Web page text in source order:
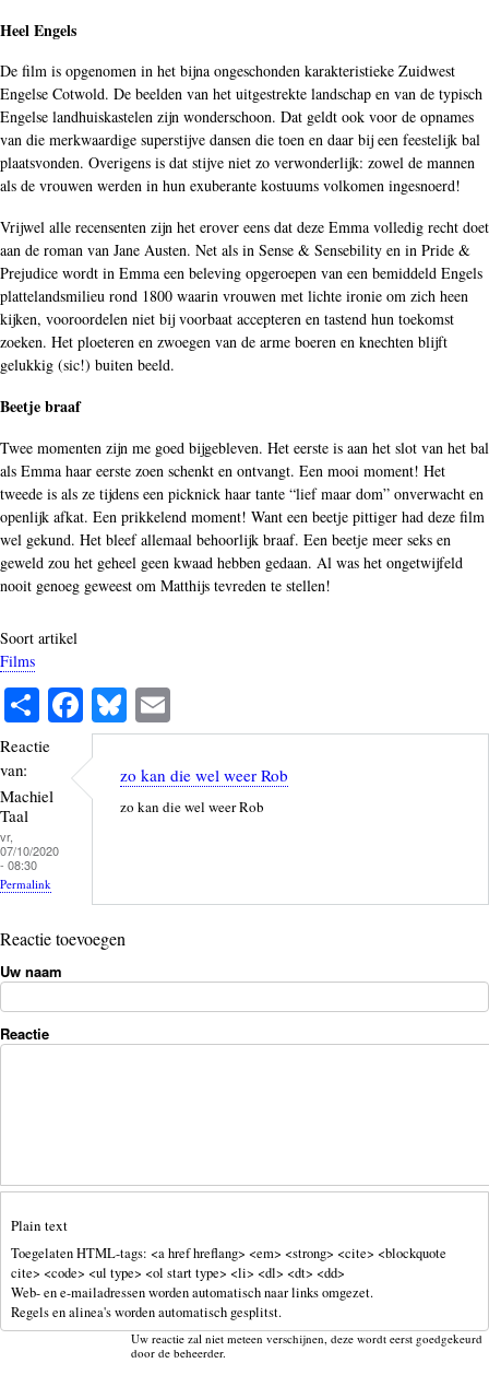
Heel Engels
De film is opgenomen in het bijna ongeschonden karakteristieke Zuidwest
Engelse Cotwold. De beelden van het uitgestrekte landschap en van de typisch
Engelse landhuiskastelen zijn wonderschoon. Dat geldt ook voor de opnames
van die merkwaardige superstijve dansen die toen en daar bij een feestelijk bal
plaatsvonden. Overigens is dat stijve niet zo verwonderlijk: zowel de mannen
als de vrouwen werden in hun exuberante kostuums volkomen ingesnoerd!
Vrijwel alle recensenten zijn het erover eens dat deze Emma volledig recht doet
aan de roman van Jane Austen. Net als in Sense & Sensebility en in Pride &
Prejudice wordt in Emma een beleving opgeroepen van een bemiddeld Engels
plattelandsmilieu rond 1800 waarin vrouwen met lichte ironie om zich heen
kijken, vooroordelen niet bij voorbaat accepteren en tastend hun toekomst
zoeken. Het ploeteren en zwoegen van de arme boeren en knechten blijft
gelukkig (sic!) buiten beeld.
Beetje braaf
Twee momenten zijn me goed bijgebleven. Het eerste is aan het slot van het bal
als Emma haar eerste zoen schenkt en ontvangt. Een mooi moment! Het
tweede is als ze tijdens een picknick haar tante “lief maar dom” onverwacht en
openlijk afkat. Een prikkelend moment! Want een beetje pittiger had deze film
wel gekund. Het bleef allemaal behoorlijk braaf. Een beetje meer seks en
geweld zou het geheel geen kwaad hebben gedaan. Al was het ongetwijfeld
nooit genoeg geweest om Matthijs tevreden te stellen!
Soort artikel
Films
S
ha
Fa
ce
bo
ok
Bl
ue
sk
y
m
ail
Reactie
van:
Machiel
Taal
vr,
07/10/2020
- 08:30
Permalink
zo kan die wel weer Rob
zo kan die wel weer Rob
Reactie toevoegen
Uw naam
Reactie
Plain text
Toegelaten HTML-tags: <a href hreflang> <em> <strong> <cite> <blockquote
cite> <code> <ul type> <ol start type> <li> <dl> <dt> <dd>
Web- en e-mailadressen worden automatisch naar links omgezet.
Regels en alinea's worden automatisch gesplitst.
Uw reactie zal niet meteen verschijnen, deze wordt eerst goedgekeurd
door de beheerder.